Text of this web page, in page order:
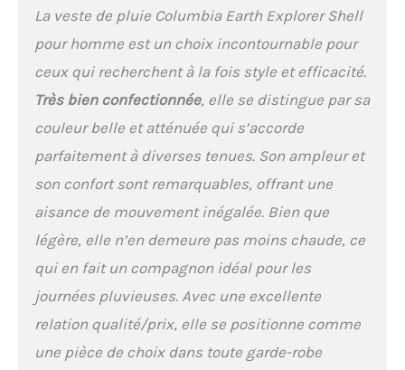
Earth Explorer, Couleur :
Vert (Canteen), Taille : M,
Art. : 1988612
La veste de pluie Columbia Earth Explorer Shell
pour homme est un choix incontournable pour
ceux qui recherchent à la fois style et efficacité.
Très bien confectionnée, elle se distingue par sa
couleur belle et atténuée qui s’accorde
parfaitement à diverses tenues. Son ampleur et
son confort sont remarquables, offrant une
aisance de mouvement inégalée. Bien que
légère, elle n’en demeure pas moins chaude, ce
qui en fait un compagnon idéal pour les
journées pluvieuses. Avec une excellente
relation qualité/prix, elle se positionne comme
une pièce de choix dans toute garde-robe